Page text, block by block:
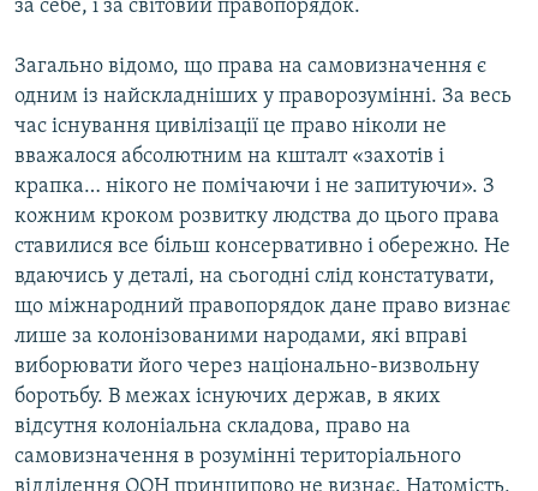
за себе, і за світовий правопорядок.
Загально відомо, що права на самовизначення є
одним із найскладніших у праворозумінні. За весь
час існування цивілізації це право ніколи не
вважалося абсолютним на кшталт «захотів і
крапка… нікого не помічаючи і не запитуючи». З
кожним кроком розвитку людства до цього права
ставилися все більш консервативно і обережно. Не
вдаючись у деталі, на сьогодні слід констатувати,
що міжнародний правопорядок дане право визнає
лише за колонізованими народами, які вправі
виборювати його через національно-визвольну
боротьбу. В межах існуючих держав, в яких
відсутня колоніальна складова, право на
самовизначення в розумінні територіального